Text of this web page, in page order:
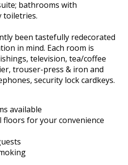
bathrooms with
toiletries.
been tastefully redecorated
in mind. Each room is
television, tea/coffee
trouser-press & iron and
security lock cardkeys.
available
floors for your convenience